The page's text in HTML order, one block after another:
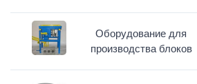
Оборудование для
производства блоков